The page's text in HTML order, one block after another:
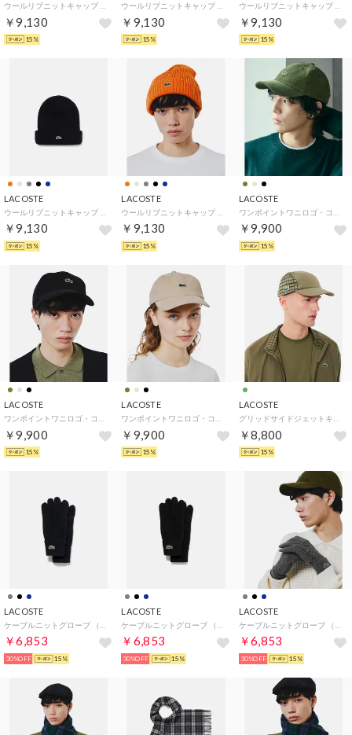
￥9,130
15%
￥9,130
15%
￥9,130
15%
LACOSTE
￥9,130
15%
LACOSTE
￥9,130
15%
LACOSTE
￥9,900
15%
LACOSTE
ワンポイントワニロゴ・コーデュロイキャップ （ブラック）
￥9,900
15%
LACOSTE
ワンポイントワニロゴ・コーデュロイキャップ （ベージュ）
￥9,900
15%
LACOSTE
グリッドサイドジェットキャップ （オリーブ）
￥8,800
15%
LACOSTE
￥6,853
30%OFF 15%
LACOSTE
￥6,853
30%OFF 15%
LACOSTE
￥6,853
30%OFF 15%